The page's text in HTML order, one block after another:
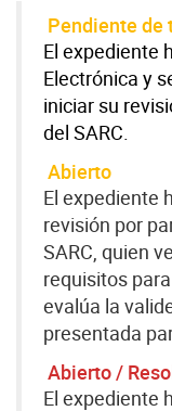
Pendiente de
El expediente
Electrónica y
iniciar su
del SARC.
Abierto
El expediente
revisión por
SARC, quien
requisitos
evalúa la
presentada
Abierto /
El expediente